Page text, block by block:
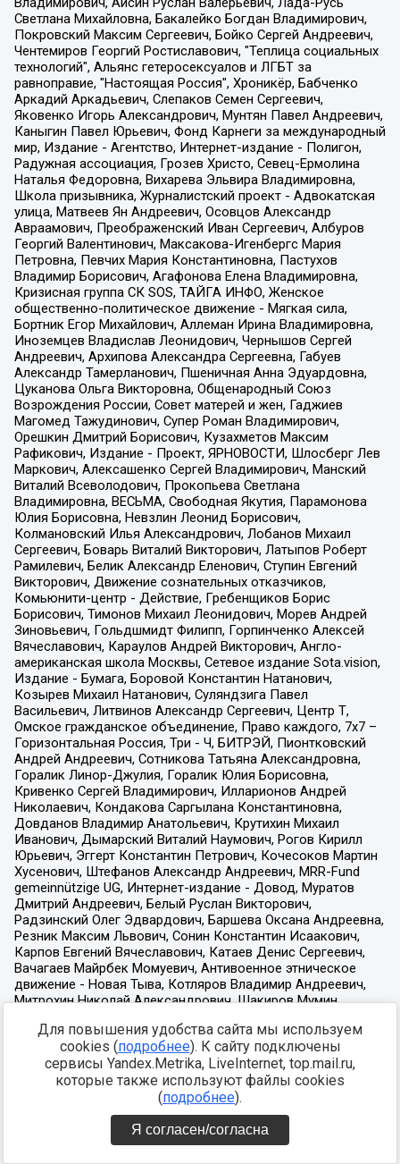
Для повышения удобства сайта мы используем
cookies (подробнее). К сайту подключены
сервисы Yandex.Metrika, LiveInternet, top.mail.ru,
которые также используют файлы cookies
(подробнее).
Я согласен/согласна